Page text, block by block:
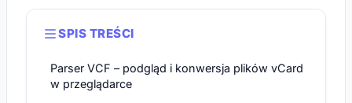
SPIS TREŚCI
Parser VCF – podgląd i konwersja plików vCard
w przeglądarce